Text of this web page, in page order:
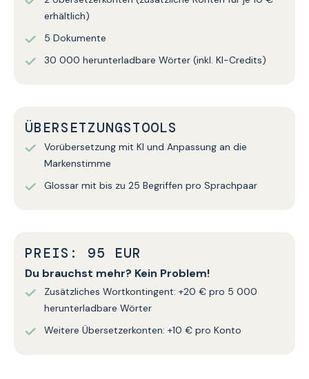
erhältlich)
5 Dokumente
30 000 herunterladbare Wörter (inkl. KI-Credits)
ÜBERSETZUNGSTOOLS
Vorübersetzung mit KI und Anpassung an die
Markenstimme
Glossar mit bis zu 25 Begriffen pro Sprachpaar
PREIS: 95 EUR
Du brauchst mehr? Kein Problem!
Zusätzliches Wortkontingent: +20 € pro 5 000
herunterladbare Wörter
Weitere Übersetzerkonten: +10 € pro Konto